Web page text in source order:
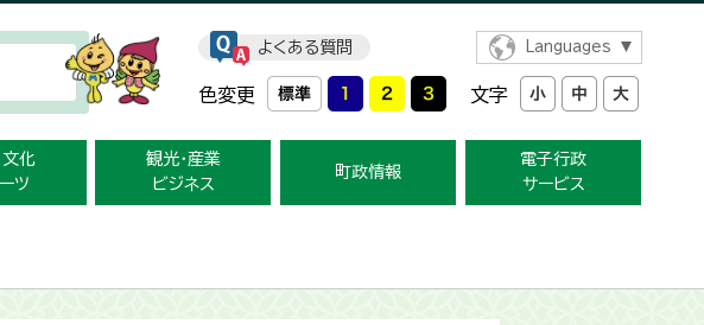
よくある質問 Languages
色変更 文字
文化
ツ
観光・産業
ビジネス
町政情報
電子行政
サービス